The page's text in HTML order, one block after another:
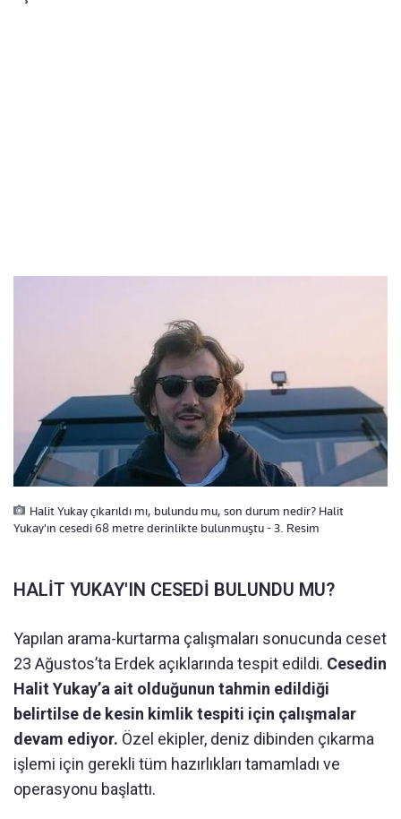
Halit Yukay çıkarıldı mı, bulundu mu, son durum nedir? Halit
Yukay'ın cesedi 68 metre derinlikte bulunmuştu - 3. Resim
HALİT YUKAY'IN CESEDİ BULUNDU MU?
Yapılan arama-kurtarma çalışmaları sonucunda ceset
23 Ağustos’ta Erdek açıklarında tespit edildi. Cesedin
Halit Yukay’a ait olduğunun tahmin edildiği
belirtilse de kesin kimlik tespiti için çalışmalar
devam ediyor. Özel ekipler, deniz dibinden çıkarma
işlemi için gerekli tüm hazırlıkları tamamladı ve
operasyonu başlattı.